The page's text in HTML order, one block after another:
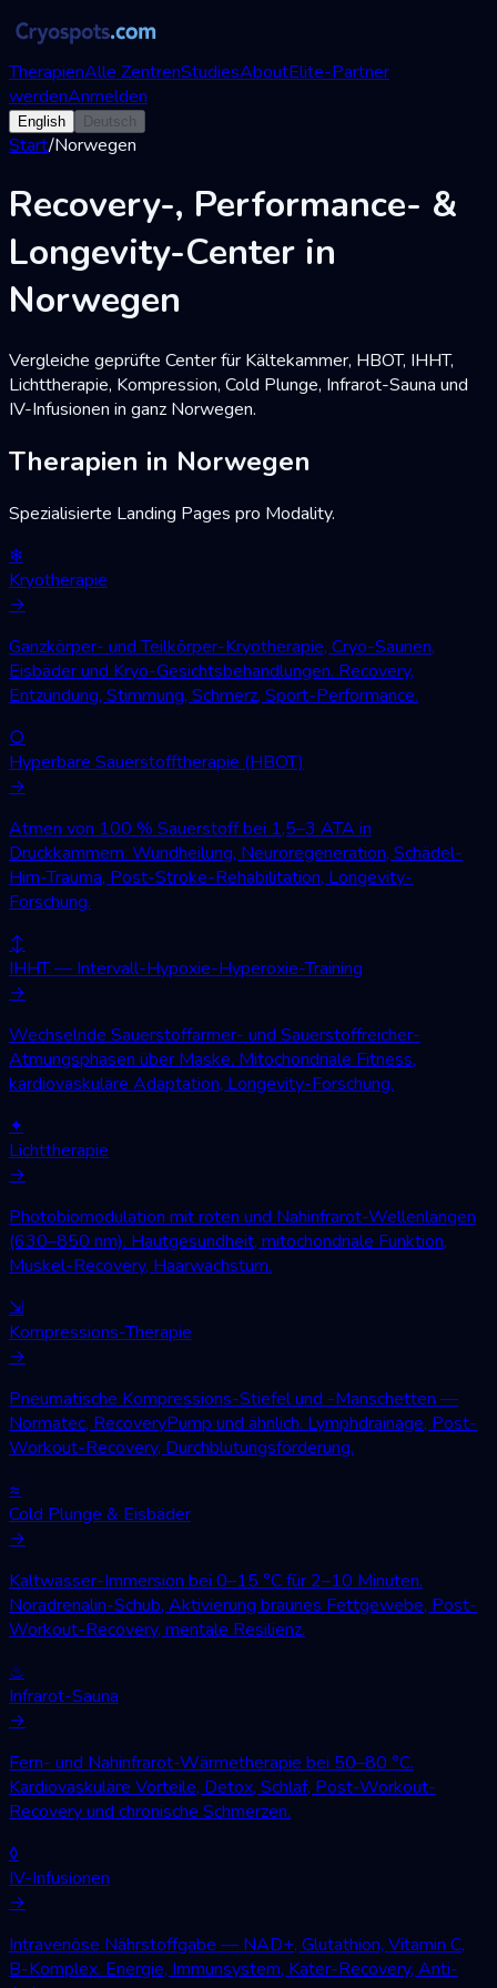
TherapienAlle ZentrenStudiesAboutElite-Partner
werdenAnmelden
English Deutsch
Start/Norwegen
Recovery-, Performance- &
Longevity-Center in
Norwegen
Vergleiche geprüfte Center für Kältekammer, HBOT, IHHT,
Lichttherapie, Kompression, Cold Plunge, Infrarot-Sauna und
IV-Infusionen in ganz Norwegen.
Therapien in Norwegen
Spezialisierte Landing Pages pro Modality.
❄
Kryotherapie
→
Ganzkörper- und Teilkörper-Kryotherapie, Cryo-Saunen,
Eisbäder und Kryo-Gesichtsbehandlungen. Recovery,
Entzündung, Stimmung, Schmerz, Sport-Performance.
○
Hyperbare Sauerstofftherapie (HBOT)
→
Atmen von 100 % Sauerstoff bei 1,5–3 ATA in
Druckkammern. Wundheilung, Neuroregeneration, Schädel-
Hirn-Trauma, Post-Stroke-Rehabilitation, Longevity-
Forschung.
↕
IHHT — Intervall-Hypoxie-Hyperoxie-Training
→
Wechselnde Sauerstoffarmer- und Sauerstoffreicher-
Atmungsphasen über Maske. Mitochondriale Fitness,
kardiovaskuläre Adaptation, Longevity-Forschung.
✦
Lichttherapie
→
Photobiomodulation mit roten und Nahinfrarot-Wellenlängen
(630–850 nm). Hautgesundheit, mitochondriale Funktion,
Muskel-Recovery, Haarwachstum.
⇲
Kompressions-Therapie
→
Pneumatische Kompressions-Stiefel und -Manschetten —
Normatec, RecoveryPump und ähnlich. Lymphdrainage, Post-
Workout-Recovery, Durchblutungsförderung.
≈
Cold Plunge & Eisbäder
→
Kaltwasser-Immersion bei 0–15 °C für 2–10 Minuten.
Noradrenalin-Schub, Aktivierung braunes Fettgewebe, Post-
Workout-Recovery, mentale Resilienz.
♨
Infrarot-Sauna
→
Fern- und Nahinfrarot-Wärmetherapie bei 50–80 °C.
Kardiovaskuläre Vorteile, Detox, Schlaf, Post-Workout-
Recovery und chronische Schmerzen.
◊
IV-Infusionen
→
Intravenöse Nährstoffgabe — NAD+, Glutathion, Vitamin C,
B-Komplex. Energie, Immunsystem, Kater-Recovery, Anti-